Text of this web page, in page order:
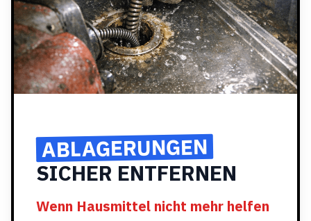
ABLAGERUNGEN
SICHER ENTFERNEN
Wenn Hausmittel nicht mehr helfen